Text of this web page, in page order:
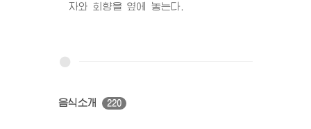
자와 회향을 옆에 놓는다.
음식소개 220